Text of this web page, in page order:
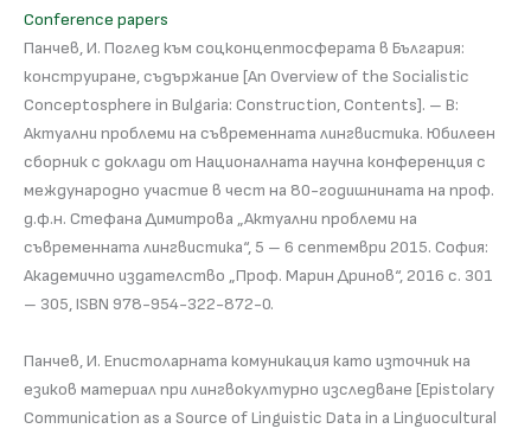
Conference papers
Панчев, И. Поглед към соцконцептосферата в България:
конструиране, съдържание [An Overview of the Socialistic
Conceptosphere in Bulgaria: Construction, Contents]. – В:
Актуални проблеми на съвременната лингвистика. Юбилеен
сборник с доклади от Националната научна конференция с
международно участие в чест на 80-годишнината на проф.
д.ф.н. Стефана Димитрова „Актуални проблеми на
съвременната лингвистика“, 5 – 6 септември 2015. София:
Академично издателство „Проф. Марин Дринов“, 2016 с. 301
– 305, ISBN 978-954-322-872-0.
Панчев, И. Епистоларната комуникация като източник на
езиков материал при лингвокултурно изследване [Epistolary
Communication as a Source of Linguistic Data in a Linguocultural